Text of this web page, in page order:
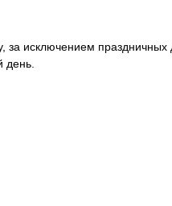
за исключением
день.